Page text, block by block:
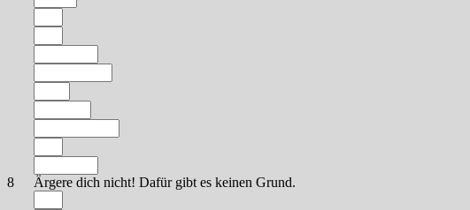
8 Ärgere dich nicht! Dafür gibt es keinen Grund.